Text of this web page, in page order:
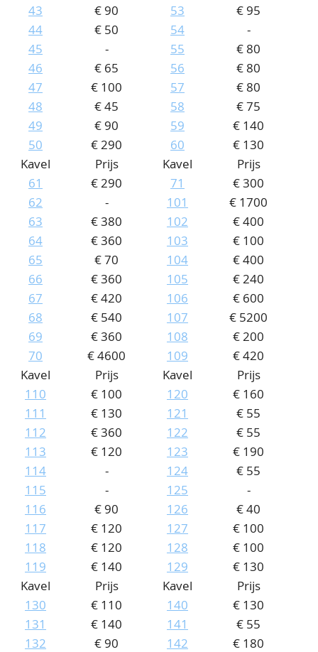
43
€ 90
44
€ 50
45
-
46
€ 65
47
€ 100
48
€ 45
49
€ 90
50
€ 290
53
€ 95
54
-
55
€ 80
56
€ 80
57
€ 80
58
€ 75
59
€ 140
60
€ 130
Kavel
Prijs
61
€ 290
62
-
63
€ 380
64
€ 360
65
€ 70
66
€ 360
67
€ 420
68
€ 540
69
€ 360
70
€ 4600
Kavel
Prijs
71
€ 300
101
€ 1700
102
€ 400
103
€ 100
104
€ 400
105
€ 240
106
€ 600
107
€ 5200
108
€ 200
109
€ 420
Kavel
Prijs
110
€ 100
111
€ 130
112
€ 360
113
€ 120
114
-
115
-
116
€ 90
117
€ 120
118
€ 120
119
€ 140
Kavel
Prijs
120
€ 160
121
€ 55
122
€ 55
123
€ 190
124
€ 55
125
-
126
€ 40
127
€ 100
128
€ 100
129
€ 130
Kavel
Prijs
130
€ 110
131
€ 140
132
€ 90
Kavel
Prijs
140
€ 130
141
€ 55
142
€ 180